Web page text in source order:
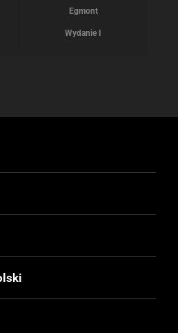
Egmont
Wydanie I